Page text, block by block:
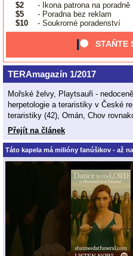
$2
- Ikona patrona na poradně
$5
- Poradna bez reklam
$10
- Soukromé poradenství
STAŇTE
TERAmagazín 1/2017
Mořské želvy, Playtsauři -
herpetologie a teraristiky v České
teraristiky (42), Omán, Chov
Přejít na článek
Táto kapela má milióny fanúšikov - až